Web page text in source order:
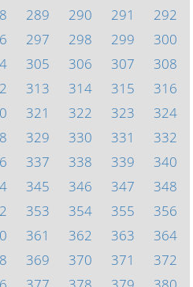
289 290 291
292
297 298 299
300
305 306 307
308
313 314 315
316
321 322 323
324
329 330 331
332
337 338 339
340
345 346 347
348
353 354 355
356
361 362 363
364
369 370 371
372